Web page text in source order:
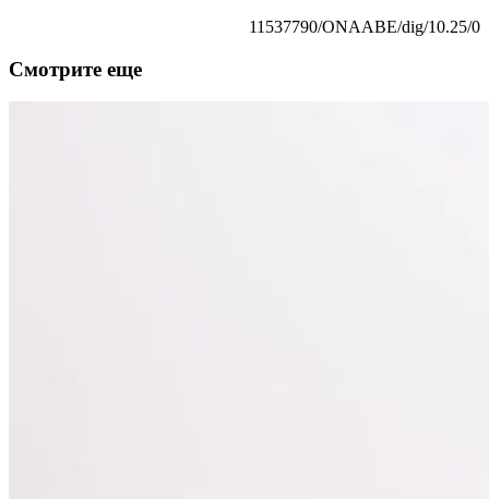
11537790/ONAABE/dig/10.25/0
Смотрите еще